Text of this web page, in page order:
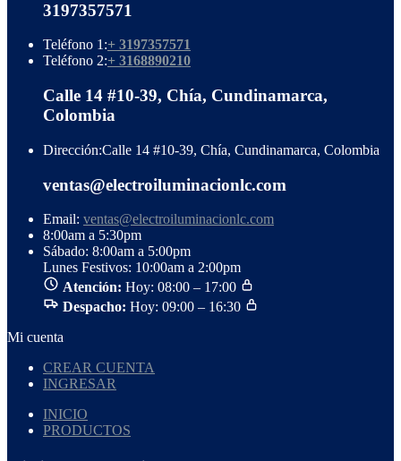
3197357571
Teléfono 1:+ 3197357571
Teléfono 2:+ 3168890210
Calle 14 #10-39, Chía, Cundinamarca,
Colombia
Dirección:Calle 14 #10-39, Chía, Cundinamarca, Colombia
ventas@electroiluminacionlc.com
Email: ventas@electroiluminacionlc.com
8:00am a 5:30pm
Sábado: 8:00am a 5:00pm
Lunes Festivos: 10:00am a 2:00pm
Atención: Hoy: 08:00 – 17:00
Despacho: Hoy: 09:00 – 16:30
Mi cuenta
CREAR CUENTA
INGRESAR
INICIO
PRODUCTOS